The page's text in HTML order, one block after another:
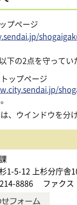
プページ
下の2点を守ってい
ップページ
、ウインドウを分
1-5-12 上杉分庁舎
8886
ファク